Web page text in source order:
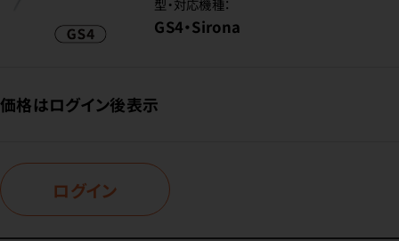
型・対応機種：
GS4・Sirona
価格はログイン後表示
ログイン